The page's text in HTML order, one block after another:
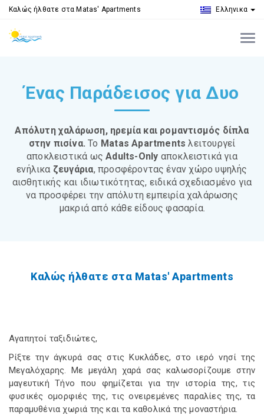
Καλώς ήλθατε στα Matas' Apartments Ελληνικα
Ένας Παράδεισος για Δυο
Απόλυτη χαλάρωση, ηρεμία και ρομαντισμός δίπλα
στην πισίνα. Το Matas Apartments λειτουργεί
αποκλειστικά ωςAdults-Only αποκλειστικά για
ενήλικα ζευγάρια, προσφέροντας έναν χώρο υψηλής
αισθητικής και ιδιωτικότητας, ειδικά σχεδιασμένο για
να προσφέρει την απόλυτη εμπειρία χαλάρωσης
μακριά από κάθε είδους φασαρία.
Καλώς ήλθατε στα Matas' Apartments
Αγαπητοί ταξιδιώτες,
Ρίξτε την άγκυρά σας στις Κυκλάδες, στο ιερό νησί της
Μεγαλόχαρης. Με μεγάλη χαρά σας καλωσορίζουμε στην
μαγευτική Τήνο που φημίζεται για την ιστορία της, τις
φυσικές ομορφιές της, τις ονειρεμένες παραλίες της, τα
παραμυθένια χωριά της και τα καθολικά της μοναστήρια.